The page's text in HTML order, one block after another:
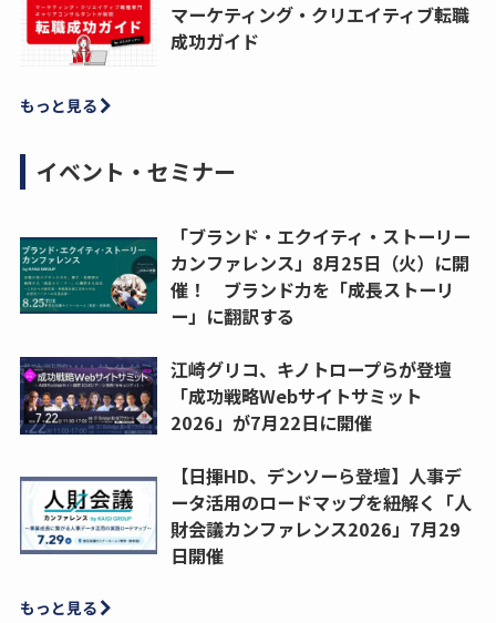
マーケティング・クリエイティブ転職
成功ガイド
もっと見る
イベント・セミナー
「ブランド・エクイティ・ストーリー
カンファレンス」8月25日（火）に開
催！ ブランド力を「成長ストーリ
ー」に翻訳する
江崎グリコ、キノトロープらが登壇
「成功戦略Webサイトサミット
2026」が7月22日に開催
【日揮HD、デンソーら登壇】人事デ
ータ活用のロードマップを紐解く「人
財会議カンファレンス2026」7月29
日開催
もっと見る